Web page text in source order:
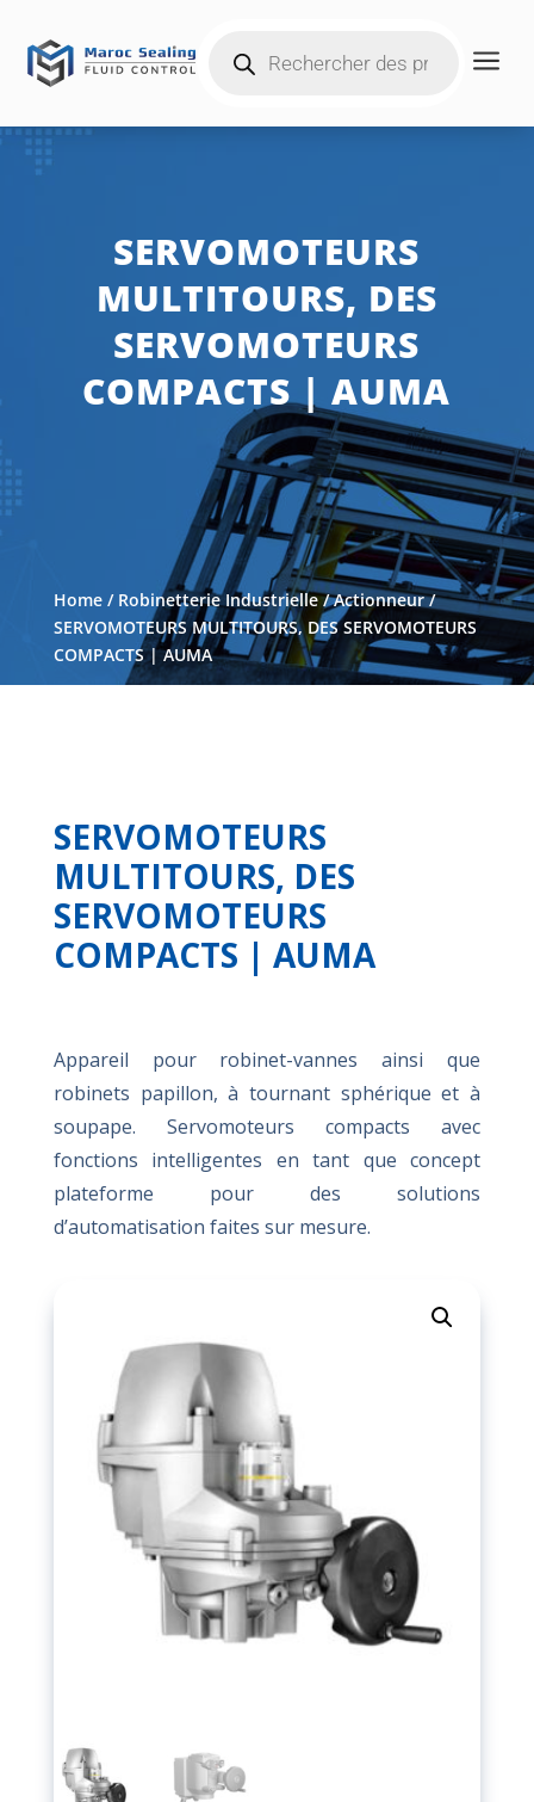
search a
SERVOMOTEURS
MULTITOURS, DES
SERVOMOTEURS
COMPACTS | AUMA
Home/ Robinetterie Industrielle/Actionneur/
SERVOMOTEURS MULTITOURS, DES SERVOMOTEURS
COMPACTS | AUMA
SERVOMOTEURS
MULTITOURS, DES
SERVOMOTEURS
COMPACTS | AUMA
Appareil pour robinet-vannes ainsi que
robinets papillon, à tournant sphérique et à
soupape. Servomoteurs compacts avec
fonctions intelligentes en tant que concept
plateforme pour des solutions
d’automatisation faites sur mesure.